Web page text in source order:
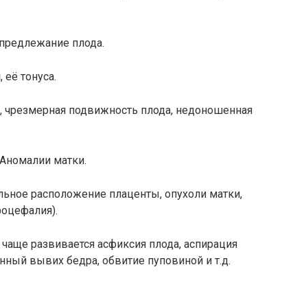
плода.
тонуса.
подвижность плода, недоношенная
матки.
расположение плаценты, опухоли матки,
развивается асфиксия плода, аспирация
вывих бедра, обвитие пуповиной и т.д.